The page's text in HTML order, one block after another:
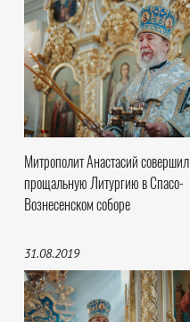
Митрополит Анастасий совершил
прощальную Литургию в Спасо-
Вознесенском соборе
31.08.2019